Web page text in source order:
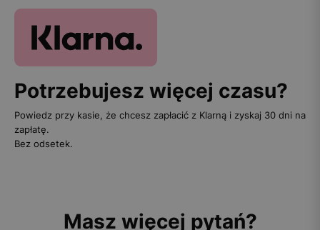
Potrzebujesz więcej czasu?
Powiedz przy kasie, że chcesz zapłacić z Klarną i zyskaj 30 dni na
zapłatę.
Bez odsetek.
Masz więcej pytań?